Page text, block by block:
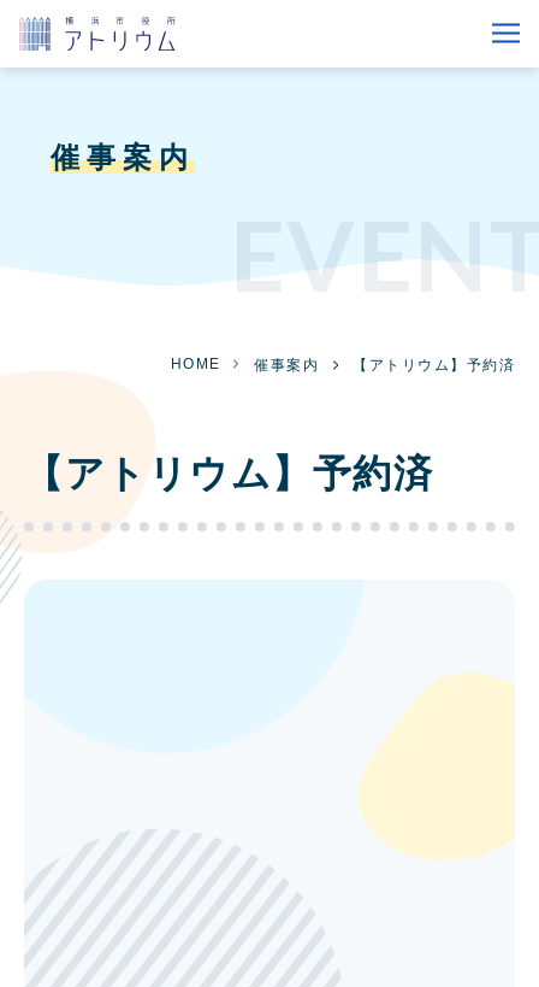
催事案内
HOME 催事案内 【アトリウム】予約済
【アトリウム】予約済